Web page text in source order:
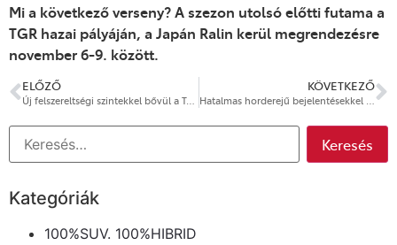
Mi a következő verseny? A szezon utolsó előtti futama a
TGR hazai pályáján, a Japán Ralin kerül megrendezésre
november 6-9. között.
ELŐZŐ
Új felszereltségi szintekkel bővül a Toyota C-HR kínálata
KÖVETKEZŐ
Hatalmas horderejű bejelentésekkel érkezik a Toyota az idei Japán Mobilitási Kiállításon
Kategóriák
100%SUV. 100%HIBRID